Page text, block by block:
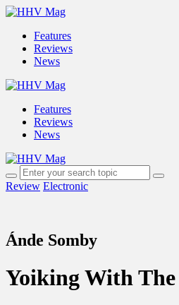
Features
Reviews
News
Features
Reviews
News
Review Electronic
Ánde Somby
Yoiking With The